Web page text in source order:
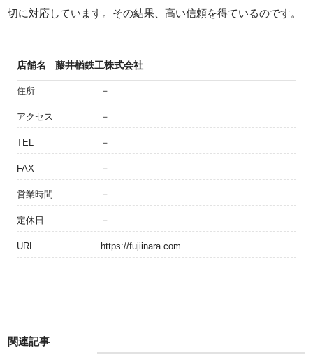
切に対応しています。その結果、高い信頼を得ているのです。
店舗名 藤井楢鉄工株式会社
住所 －
アクセス －
TEL －
FAX －
営業時間 －
定休日 －
URL https://fujiinara.com
関連記事